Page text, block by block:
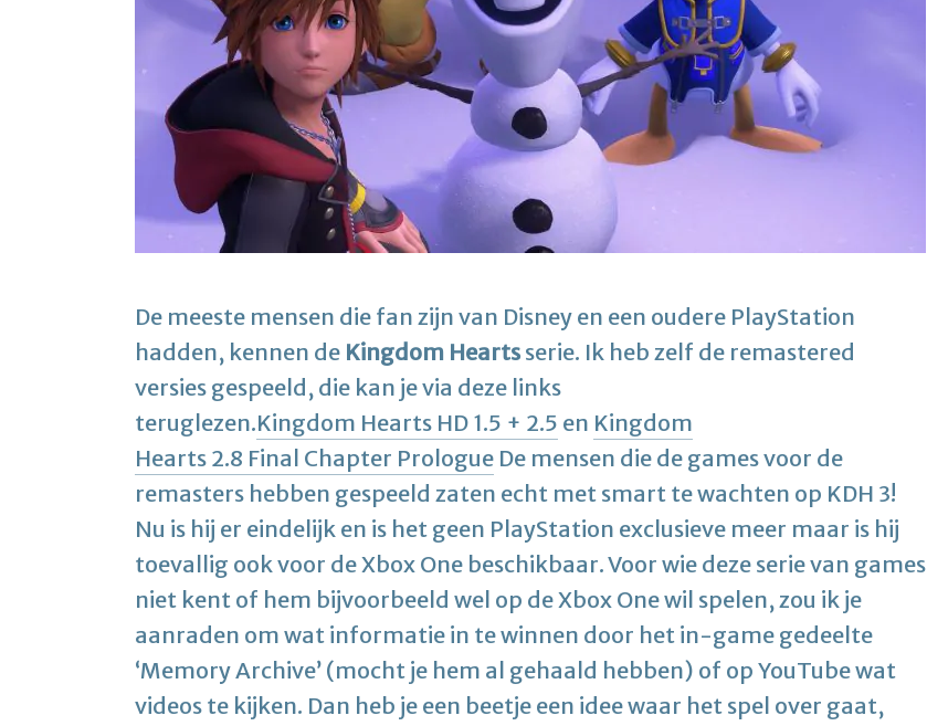
De meeste mensen die fan zijn van Disney en een oudere PlayStation
hadden, kennen de Kingdom Hearts serie. Ik heb zelf de remastered
versies gespeeld, die kan je via deze links
teruglezen.Kingdom Hearts HD 1.5 + 2.5 en Kingdom
Hearts 2.8 Final Chapter Prologue De mensen die de games voor de
remasters hebben gespeeld zaten echt met smart te wachten op KDH 3!
Nu is hij er eindelijk en is het geen PlayStation exclusieve meer maar is hij
toevallig ook voor de Xbox One beschikbaar. Voor wie deze serie van games
niet kent of hem bijvoorbeeld wel op de Xbox One wil spelen, zou ik je
aanraden om wat informatie in te winnen door het in-game gedeelte
‘Memory Archive’ (mocht je hem al gehaald hebben) of op YouTube wat
videos te kijken. Dan heb je een beetje een idee waar het spel over gaat,